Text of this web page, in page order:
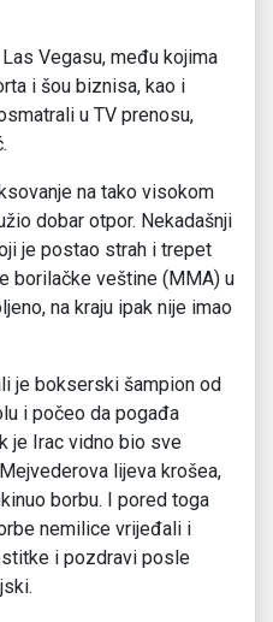
Vegasu, među kojima
i šou biznisa, kao i
u TV prenosu,
na tako visokom
dobar otpor. Nekadašnji
je postao strah i trepet
borilačke veštine (MMA) u
na kraju ipak nije imao
je bokserski šampion od
i počeo da pogađa
je Irac vidno bio sve
lijeva krošea,
borbu. I pored toga
nemilice vrijeđali i
i pozdravi posle